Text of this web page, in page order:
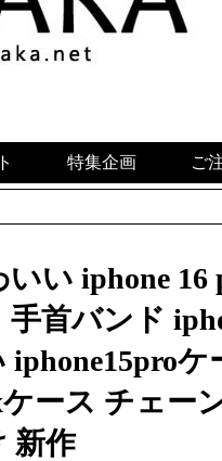
特集企画 ご
い iphone 16
首バンド
iphone15pro
ース チェー
新作